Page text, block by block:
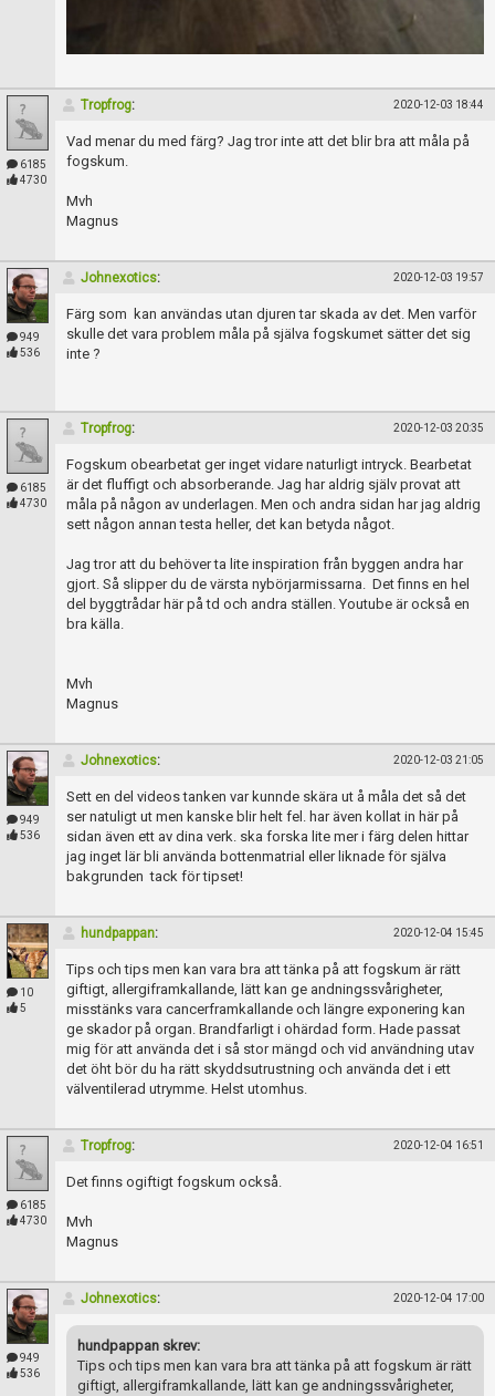
6185
4730
Tropfrog: 2020-12-03 18:44
Vad menar du med färg? Jag tror inte att det blir bra att måla på
fogskum.
Mvh
Magnus
949
536
Johnexotics: 2020-12-03 19:57
Färg som kan användas utan djuren tar skada av det. Men varför
skulle det vara problem måla på själva fogskumet sätter det sig
inte ?
6185
4730
Tropfrog: 2020-12-03 20:35
Fogskum obearbetat ger inget vidare naturligt intryck. Bearbetat
är det fluffigt och absorberande. Jag har aldrig själv provat att
måla på någon av underlagen. Men och andra sidan har jag aldrig
sett någon annan testa heller, det kan betyda något.
Jag tror att du behöver ta lite inspiration från byggen andra har
gjort. Så slipper du de värsta nybörjarmissarna. Det finns en hel
del byggtrådar här på td och andra ställen. Youtube är också en
bra källa.
Mvh
Magnus
949
536
Johnexotics: 2020-12-03 21:05
Sett en del videos tanken var kunnde skära ut å måla det så det
ser natuligt ut men kanske blir helt fel. har även kollat in här på
sidan även ett av dina verk. ska forska lite mer i färg delen hittar
jag inget lär bli använda bottenmatrial eller liknade för själva
bakgrunden tack för tipset!
10
5
hundpappan: 2020-12-04 15:45
Tips och tips men kan vara bra att tänka på att fogskum är rätt
giftigt, allergiframkallande, lätt kan ge andningssvårigheter,
misstänks vara cancerframkallande och längre exponering kan
ge skador på organ. Brandfarligt i ohärdad form. Hade passat
mig för att använda det i så stor mängd och vid användning utav
det öht bör du ha rätt skyddsutrustning och använda det i ett
välventilerad utrymme. Helst utomhus.
6185
4730
Tropfrog: 2020-12-04 16:51
Det finns ogiftigt fogskum också.
Mvh
Magnus
949
536
Johnexotics: 2020-12-04 17:00
hundpappan skrev:
Tips och tips men kan vara bra att tänka på att fogskum är rätt
giftigt, allergiframkallande, lätt kan ge andningssvårigheter,